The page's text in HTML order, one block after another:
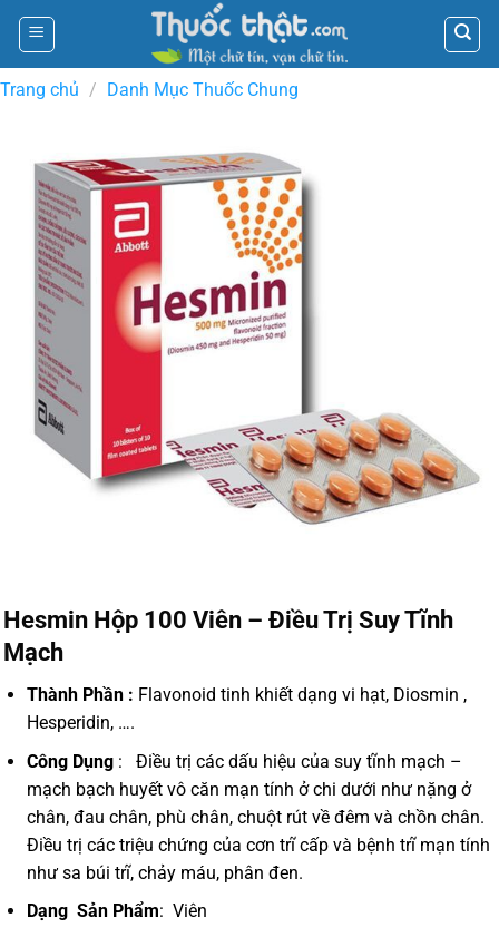
Skip
content
Trang chủ / Danh Mục Thuốc Chung
Hesmin Hộp 100 Viên – Điều Trị Suy Tĩnh
Mạch
Thành Phần : Flavonoid tinh khiết dạng vi hạt, Diosmin ,
Hesperidin, ….
Công Dụng : Điều trị các dấu hiệu của suy tĩnh mạch –
mạch bạch huyết vô căn mạn tính ở chi dưới như nặng ở
chân, đau chân, phù chân, chuột rút về đêm và chồn chân.
Điều trị các triệu chứng của cơn trĩ cấp và bệnh trĩ mạn tính
như sa búi trĩ, chảy máu, phân đen.
Dạng Sản Phẩm: Viên